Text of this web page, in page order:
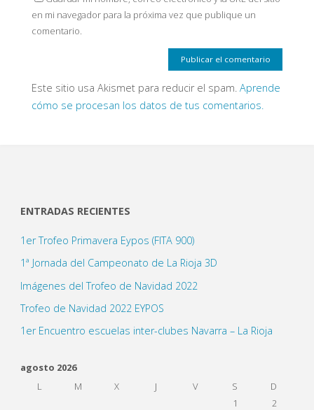
en mi navegador para la próxima vez que publique un
comentario.
Este sitio usa Akismet para reducir el spam. Aprende
cómo se procesan los datos de tus comentarios.
ENTRADAS RECIENTES
1er Trofeo Primavera Eypos (FITA 900)
1ª Jornada del Campeonato de La Rioja 3D
Imágenes del Trofeo de Navidad 2022
Trofeo de Navidad 2022 EYPOS
1er Encuentro escuelas inter-clubes Navarra – La Rioja
agosto 2026
L
M X J V S
D
1
2